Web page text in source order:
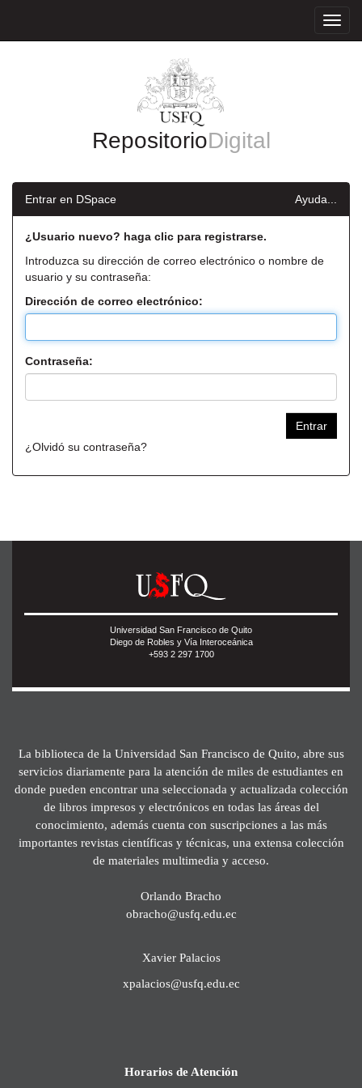
RepositorioDigital
Entrar en DSpace Ayuda...
¿Usuario nuevo? haga clic para registrarse.
Introduzca su dirección de correo electrónico o nombre de
usuario y su contraseña:
Dirección de correo electrónico:
Contraseña:
¿Olvidó su contraseña?
Universidad San Francisco de Quito
Diego de Robles y Vía Interoceánica
+593 2 297 1700
La biblioteca de la Universidad San Francisco de Quito, abre sus
servicios diariamente para la atención de miles de estudiantes en
donde pueden encontrar una seleccionada y actualizada colección
de libros impresos y electrónicos en todas las áreas del
conocimiento, además cuenta con suscripciones a las más
importantes revistas científicas y técnicas, una extensa colección
de materiales multimedia y acceso.
Orlando Bracho
obracho@usfq.edu.ec
Xavier Palacios
xpalacios@usfq.edu.ec
Horarios de Atención